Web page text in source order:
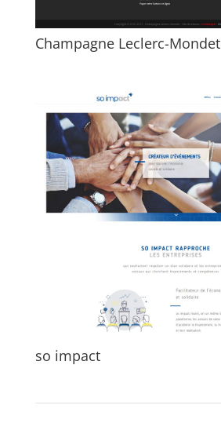
Champagne Leclerc-Mondet
so impact